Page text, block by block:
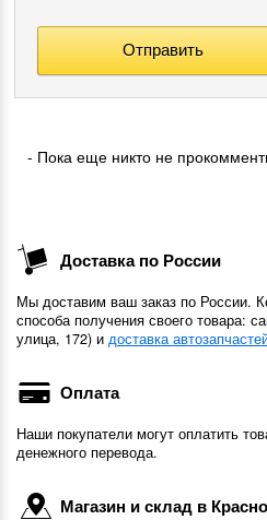
- Пока еще никто не
Доставка по России
Мы доставим ваш заказ по России.
способа получения своего товара:
улица, 172) и доставка
Оплата
Наши покупатели могут оплатить
денежного перевода.
Магазин и склад в